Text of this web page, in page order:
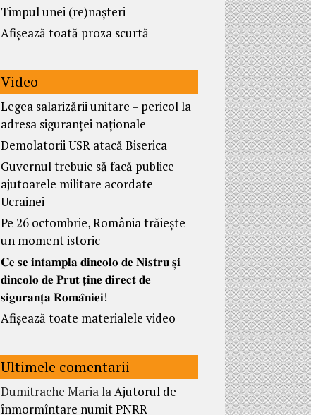
Timpul unei (re)nașteri
Afișează toată proza scurtă
Video
Legea salarizării unitare – pericol la
adresa siguranței naționale
Demolatorii USR atacă Biserica
Guvernul trebuie să facă publice
ajutoarele militare acordate
Ucrainei
Pe 26 octombrie, România trăiește
un moment istoric
𝐂𝐞 𝐬𝐞 𝐢𝐧𝐭𝐚𝐦𝐩𝐥𝐚 𝐝𝐢𝐧𝐜𝐨𝐥𝐨 𝐝𝐞 𝐍𝐢𝐬𝐭𝐫𝐮 𝐬̦𝐢
𝐝𝐢𝐧𝐜𝐨𝐥𝐨 𝐝𝐞 𝐏𝐫𝐮𝐭 𝐭̦𝐢𝐧𝐞 𝐝𝐢𝐫𝐞𝐜𝐭 𝐝𝐞
𝐬𝐢𝐠𝐮𝐫𝐚𝐧𝐭̦𝐚 𝐑𝐨𝐦𝐚̂𝐧𝐢𝐞𝐢!
Afișează toate materialele video
Ultimele comentarii
Dumitrache MarialaAjutorul de
înmormîntare numit PNRR